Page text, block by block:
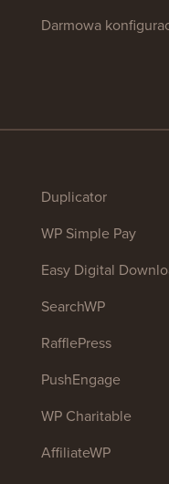
Darmowa
Duplicator
WP Simple Pay
Easy Digital
SearchWP
RafflePress
PushEngage
WP Charitable
AffiliateWP